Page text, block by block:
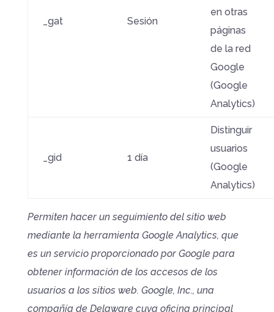
_gat Sesión
en otras
páginas
de la red
Google
(Google
Analytics)
_gid 1 día
Distinguir
usuarios
(Google
Analytics)
Permiten hacer un seguimiento del sitio web
mediante la herramienta Google Analytics, que
es un servicio proporcionado por Google para
obtener información de los accesos de los
usuarios a los sitios web. Google, Inc., una
compañía de Delaware cuya oficina principal